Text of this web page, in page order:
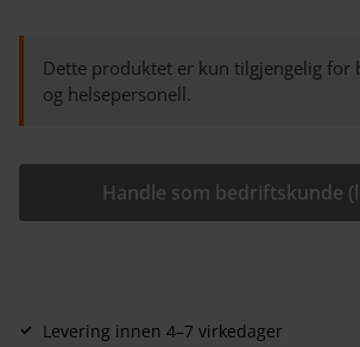
Dette produktet er kun tilgjengelig for
og helsepersonell.
Handle som bedriftskunde
Levering innen 4–7 virkedager